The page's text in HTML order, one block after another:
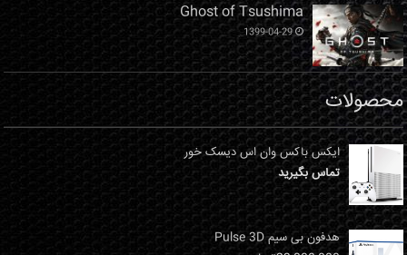
Ghost of Tsushima
1399-04-29
محصولات
ایکس باکس وان اس دیسک خور
تماس بگیرید
هدفون بی سیم Pulse 3D